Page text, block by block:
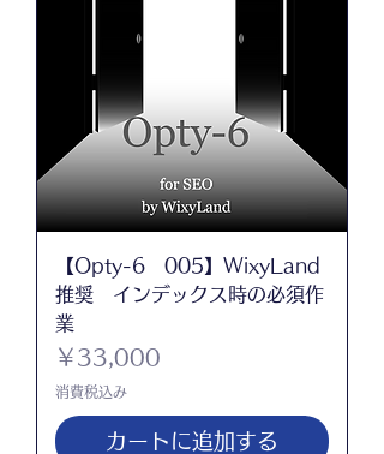
【Opty-6 005】WixyLand
推奨 インデックス時の必須作
業
価格
￥33,000
消費税込み
カートに追加する